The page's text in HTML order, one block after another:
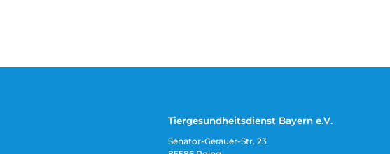
Tiergesundheitsdienst Bayern e.V.
Senator-Gerauer-Str. 23